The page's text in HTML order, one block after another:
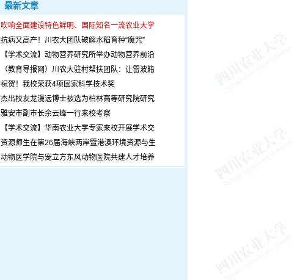
最新文章
吹响全面建设特色鲜明、国际知名一流农业大学
抗病又高产！川农大团队破解水稻育种“魔咒”
【学术交流】动物营养研究所举办动物营养前沿
（教育导报网）川农大驻村帮扶团队：让雷波籍
祝贺！我校荣获4项国家科学技术奖
杰出校友龙漫远博士被选为柏林高等研究院研究
雅安市副市长余云峰一行来校考察
【学术交流】华南农业大学专家来校开展学术交
资源师生在第26届海峡两岸暨港澳环境资源与生
动物医学院与宠立方东风动物医院共建人才培养